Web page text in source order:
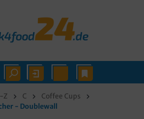
Z C
Coffee Cups
- Doublewall